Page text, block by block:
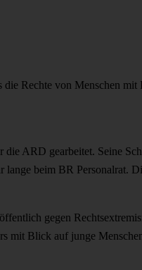
Rechte von Menschen
ARD gearbeitet. Seine
beim BR Personalrat.
gegen
mit Blick auf junge